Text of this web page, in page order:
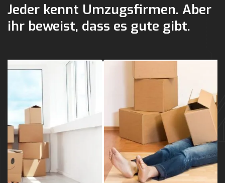
Jeder kennt Umzugsfirmen. Aber
ihr beweist, dass es gute gibt.